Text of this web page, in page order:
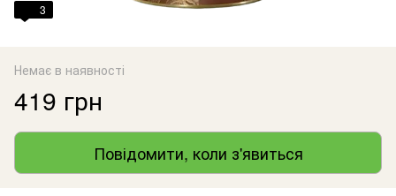
3
Немає в наявності
419 грн
Повідомити, коли з'явиться